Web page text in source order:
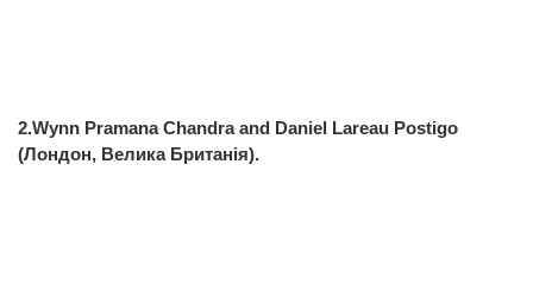
2.Wynn Pramana Chandra and Daniel Lareau Postigo
(Лондон, Велика Британія).